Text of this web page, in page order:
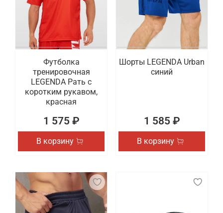
Футболка
тренировочная
LEGENDA Рать с
коротким рукавом,
красная
1 575 ₽
В корзину
Шорты LEGENDA Urban
синий
1 585 ₽
В корзину